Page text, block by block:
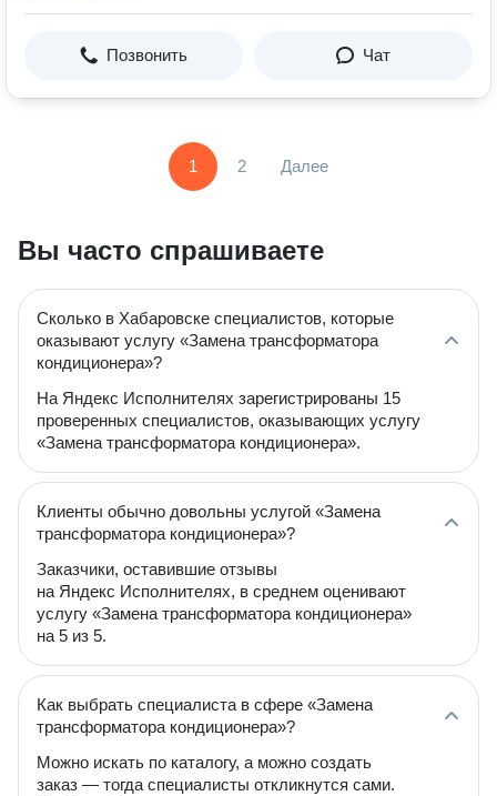
Позвонить Чат
1 2 Далее
Вы часто спрашиваете
Сколько в Хабаровске специалистов, которые
оказывают услугу «Замена трансформатора
кондиционера»?
На Яндекс Исполнителях зарегистрированы 15
проверенных специалистов, оказывающих услугу
«Замена трансформатора кондиционера».
Клиенты обычно довольны услугой «Замена
трансформатора кондиционера»?
Заказчики, оставившие отзывы
на Яндекс Исполнителях, в среднем оценивают
услугу «Замена трансформатора кондиционера»
на 5 из 5.
Как выбрать специалиста в сфере «Замена
трансформатора кондиционера»?
Можно искать по каталогу, а можно создать
заказ — тогда специалисты откликнутся сами.